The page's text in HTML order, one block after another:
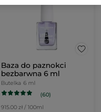
Baza do paznokci
bezbarwna 6 ml
Butelka 6 ml
(60)
915.00 zł / 100ml